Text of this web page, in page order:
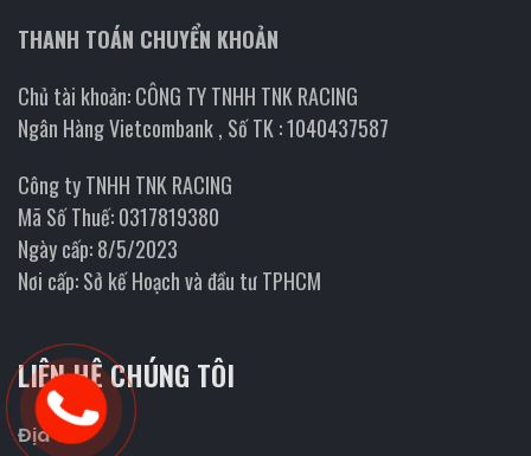
THANH TOÁN CHUYỂN KHOẢN
Chủ tài khoản: CÔNG TY TNHH TNK RACING
Ngân Hàng Vietcombank , Số TK : 1040437587
Công ty TNHH TNK RACING
Mã Số Thuế: 0317819380
Ngày cấp: 8/5/2023
Nơi cấp: Sở kế Hoạch và đầu tư TPHCM
LIÊN HỆ CHÚNG TÔI
Địa chỉ